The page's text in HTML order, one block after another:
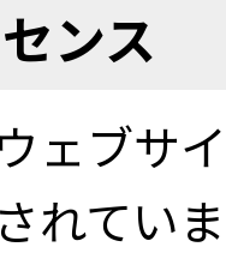
ンス
ェブサ
れてい